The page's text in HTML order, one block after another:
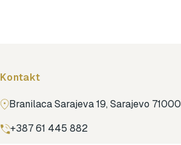
Kontakt
Branilaca Sarajeva 19, Sarajevo 71000
+387 61 445 882